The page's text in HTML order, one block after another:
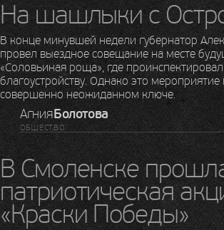
На шашлыки с
В конце минувшей недели губернатор
провел выездное совещание на месте
«Соловьиная роща», где
благоустройству. Однако это
совершенно неожиданном ключе.
АгнияБолотова
ОБЩЕСТВО
В Смоленске
патриотическая
«Краски Победы»